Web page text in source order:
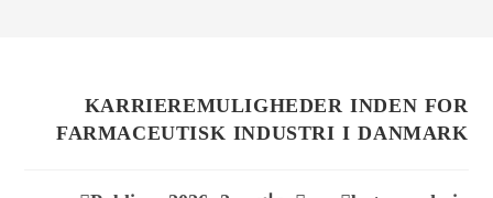
KARRIEREMULIGHEDER INDEN FOR
FARMACEUTISK INDUSTRI I DANMARK